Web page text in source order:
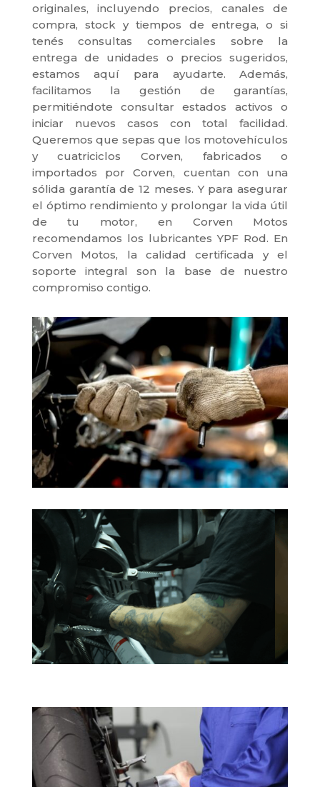
originales, incluyendo precios, canales de
compra, stock y tiempos de entrega, o si
tenés consultas comerciales sobre la
entrega de unidades o precios sugeridos,
estamos aquí para ayudarte. Además,
facilitamos la gestión de garantías,
permitiéndote consultar estados activos o
iniciar nuevos casos con total facilidad.
Queremos que sepas que los motovehículos
y cuatriciclos Corven, fabricados o
importados por Corven, cuentan con una
sólida garantía de 12 meses. Y para asegurar
el óptimo rendimiento y prolongar la vida útil
de tu motor, en Corven Motos
recomendamos los lubricantes YPF Rod. En
Corven Motos, la calidad certificada y el
soporte integral son la base de nuestro
compromiso contigo.